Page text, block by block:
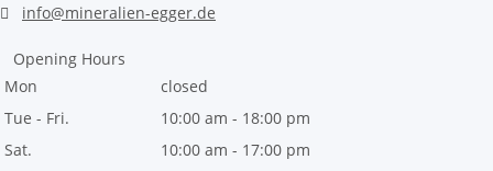
info@mineralien-egger.de
Opening Hours
Mon
closed
Tue - Fri.
10:00 am - 18:00 pm
Sat.
10:00 am - 17:00 pm